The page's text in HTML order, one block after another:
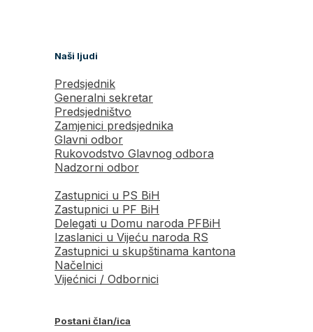
Naši ljudi
Predsjednik
Generalni sekretar
Predsjedništvo
Zamjenici predsjednika
Glavni odbor
Rukovodstvo Glavnog odbora
Nadzorni odbor
Zastupnici u PS BiH
Zastupnici u PF BiH
Delegati u Domu naroda PFBiH
Izaslanici u Vijeću naroda RS
Zastupnici u skupštinama kantona
Načelnici
Vijećnici / Odbornici
Postani član/ica